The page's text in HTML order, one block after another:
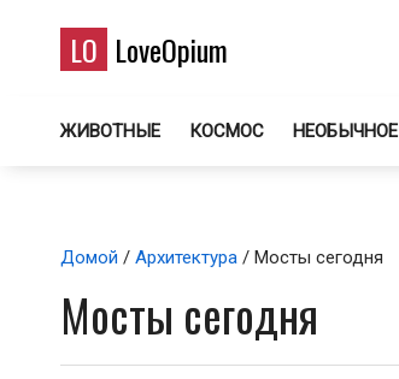
LO LoveOpium
ЖИВОТНЫЕ КОСМОС НЕОБЫЧНОЕ
Домой / Архитектура / Мосты сегодня
Мосты сегодня